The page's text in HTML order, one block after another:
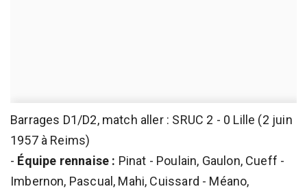
Barrages D1/D2, match aller : SRUC 2 - 0 Lille (2 juin
1957 à Reims)
- Équipe rennaise : Pinat - Poulain, Gaulon, Cueff -
Imbernon, Pascual, Mahi, Cuissard - Méano,